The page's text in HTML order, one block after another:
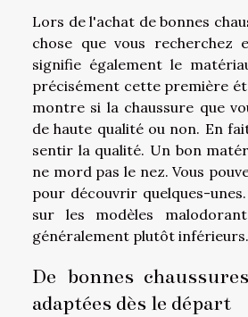
Lors de l'achat de bonnes
chose que vous recherchez
signifie également le
précisément cette première
montre si la chaussure que
de haute qualité ou non. En
sentir la qualité. Un bon
ne mord pas le nez. Vous
pour découvrir quelques-
sur les modèles
généralement plutôt inférieurs.
De bonnes
adaptées dès le départ